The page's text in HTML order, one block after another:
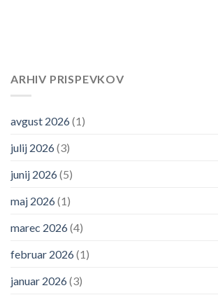
ARHIV PRISPEVKOV
avgust 2026(1)
julij 2026(3)
junij 2026(5)
maj 2026(1)
marec 2026(4)
februar 2026(1)
januar 2026(3)